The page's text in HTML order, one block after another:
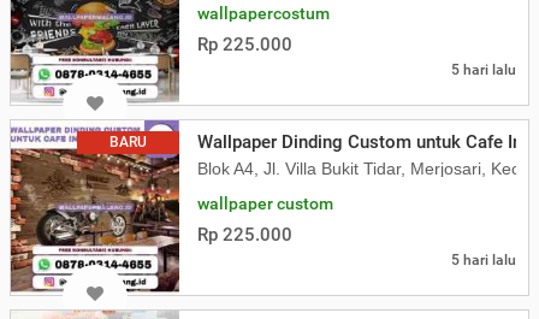
wallpapercostum
Rp 225.000
5 hari lalu
BARU Wallpaper Dinding Custom untuk Cafe
Blok A4, Jl. Villa Bukit Tidar, Merjosari, Kec.
wallpaper custom
Rp 225.000
5 hari lalu